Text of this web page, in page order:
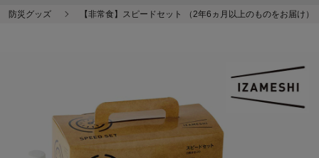
防災グッズ 【非常食】スピードセット （2年6ヵ月以上のものをお届け）